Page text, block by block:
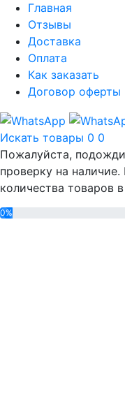
Главная
Отзывы
Доставка
Оплата
Как заказать
Договор оферты
Искать товары 0 0
Пожалуйста,
проверку на
количества товаров
0%